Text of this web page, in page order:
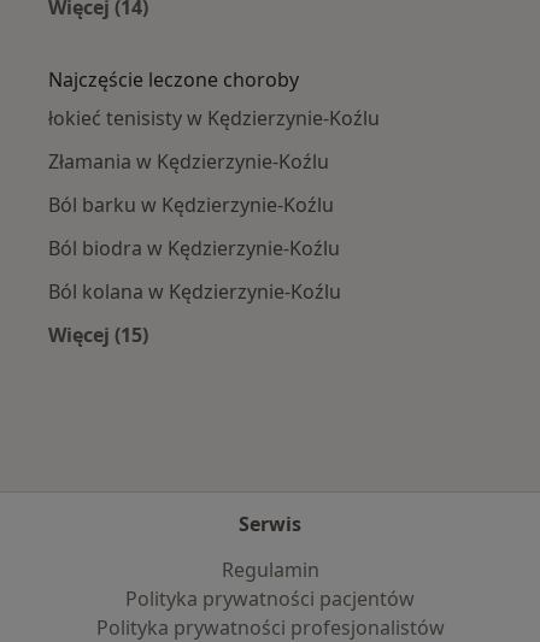
Więcej (14)
Najczęście leczone choroby
łokieć tenisisty w Kędzierzynie-Koźlu
Złamania w Kędzierzynie-Koźlu
Ból barku w Kędzierzynie-Koźlu
Ból biodra w Kędzierzynie-Koźlu
Ból kolana w Kędzierzynie-Koźlu
Więcej (15)
Serwis
Regulamin
Polityka prywatności pacjentów
Polityka prywatności profesjonalistów